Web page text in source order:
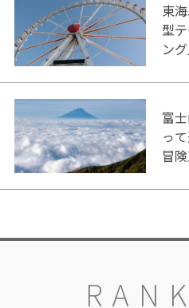
東
型
ン
富
っ
冒